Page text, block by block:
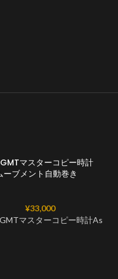
マスターコピー時計
ブメント自動巻き
¥33,000
マスターコピー時計As